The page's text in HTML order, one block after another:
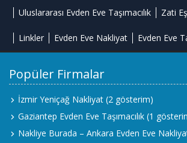
Uluslararası Evden Eve Taşımacılık Zati
Linkler Evden Eve Nakliyat Evden Eve
Popüler Firmalar
İzmir Yeniçağ Nakliyat (2 gösterim)
Gaziantep Evden Eve Taşımacılık (1
Nakliye Burada – Ankara Evden Eve